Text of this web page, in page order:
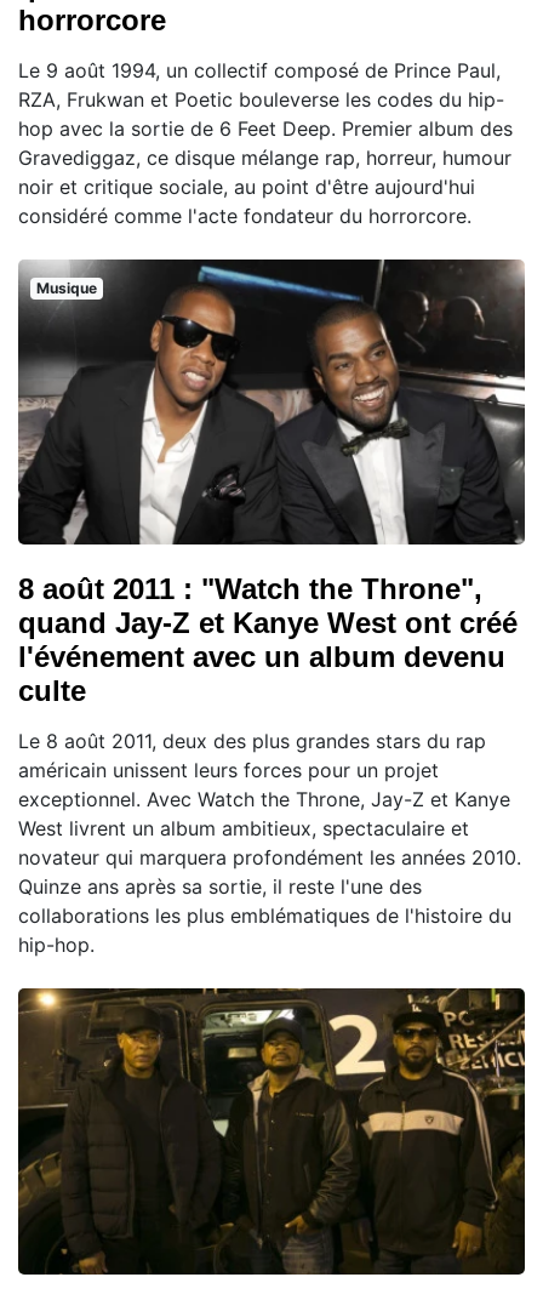
horrorcore
Le 9 août 1994, un collectif composé de Prince Paul,
RZA, Frukwan et Poetic bouleverse les codes du hip-
hop avec la sortie de 6 Feet Deep. Premier album des
Gravediggaz, ce disque mélange rap, horreur, humour
noir et critique sociale, au point d'être aujourd'hui
considéré comme l'acte fondateur du horrorcore.
Musique
8 août 2011 : "Watch the Throne",
quand Jay-Z et Kanye West ont créé
l'événement avec un album devenu
culte
Le 8 août 2011, deux des plus grandes stars du rap
américain unissent leurs forces pour un projet
exceptionnel. Avec Watch the Throne, Jay-Z et Kanye
West livrent un album ambitieux, spectaculaire et
novateur qui marquera profondément les années 2010.
Quinze ans après sa sortie, il reste l'une des
collaborations les plus emblématiques de l'histoire du
hip-hop.